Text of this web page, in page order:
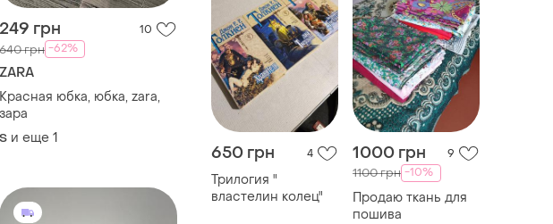
650 грн 4
Трилогия "
властелин колец"
1000 грн 9
1100 грн -10%
Продаю ткань для
пошива
249 грн 10
640 грн -62%
ZARA
Красная юбка, юбка, zara,
зара
S и еще 1